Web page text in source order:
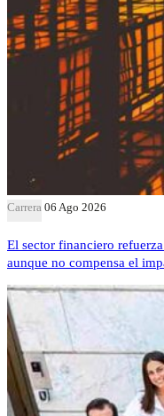
Carrera 06 Ago 2026
El sector financiero
aunque no compensa el